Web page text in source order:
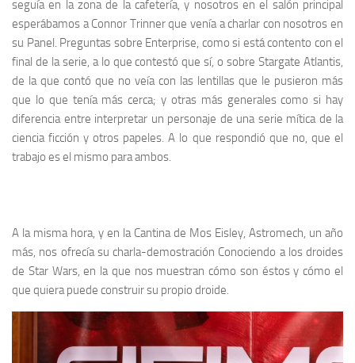
seguía en la zona de la cafetería, y nosotros en el salón principal
esperábamos aConnor Trinnerque venía a charlar con nosotros en
su Panel. Preguntas sobre Enterprise, como si está contento con el
final de la serie, a lo que contestó que sí, o sobreStargate Atlantis,
de la que contó que no veía con las lentillas que le pusieron más
que lo que tenía más cerca; y otras más generales como si hay
diferencia entre interpretar un personaje de una serie mítica de la
ciencia ficción y otros papeles. A lo que respondió que no, que el
trabajo es el mismo para ambos.
A la misma hora, y en la Cantina de Mos Eisley, Astromech, un año
más, nos ofrecía su charla-demostración Conociendo a los droides
de Star Wars, en la que nos muestran cómo son éstos y cómo el
que quiera puede construir su propio droide.